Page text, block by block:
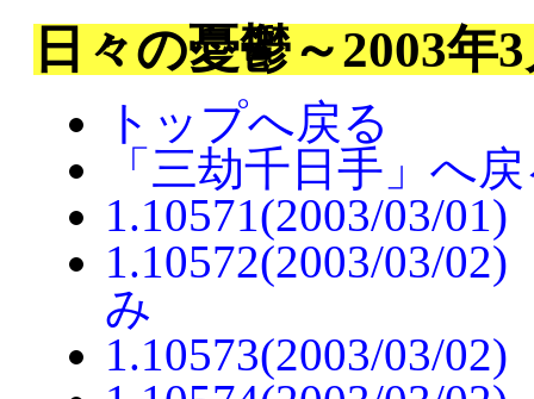
日々の憂鬱～2003年
トップへ戻る
「三劫千日手」へ
1.10571(2003/03/
1.10572(2003/03/
み
1.10573(2003/03/